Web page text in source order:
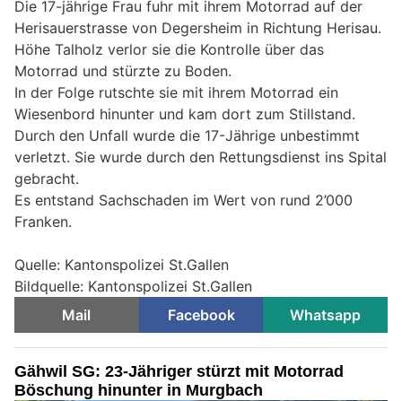
Die 17-jährige Frau fuhr mit ihrem Motorrad auf der
Herisauerstrasse von Degersheim in Richtung Herisau.
Höhe Talholz verlor sie die Kontrolle über das
Motorrad und stürzte zu Boden.
In der Folge rutschte sie mit ihrem Motorrad ein
Wiesenbord hinunter und kam dort zum Stillstand.
Durch den Unfall wurde die 17-Jährige unbestimmt
verletzt. Sie wurde durch den Rettungsdienst ins Spital
gebracht.
Es entstand Sachschaden im Wert von rund 2’000
Franken.
Quelle: Kantonspolizei St.Gallen
Bildquelle: Kantonspolizei St.Gallen
Mail
Facebook Whatsapp
Gähwil SG: 23-Jähriger stürzt mit Motorrad
Böschung hinunter in Murgbach